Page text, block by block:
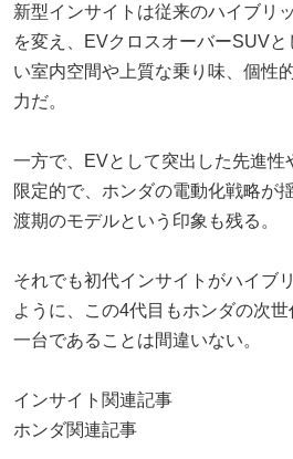
新型インサイトは従来のハイブリ
を変え、EVクロスオーバーSUV
い室内空間や上質な乗り味、個性
力だ。
一方で、EVとして突出した先進性
限定的で、ホンダの電動化戦略が
渡期のモデルという印象も残る。
それでも初代インサイトがハイブ
ように、この4代目もホンダの次
一台であることは間違いない。
インサイト関連記事
ホンダ関連記事